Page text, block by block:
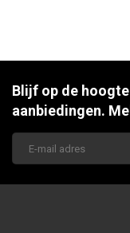
Blijf op de
aanbiedingen.